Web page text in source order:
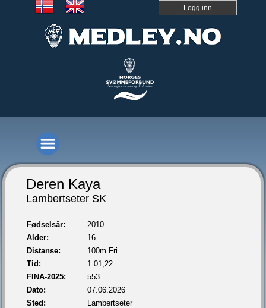
Logg inn
Deren Kaya
Lambertseter SK
Fødselsår:
2010
Alder:
16
Distanse:
100m Fri
Tid:
1.01,22
FINA-2025:
553
Dato:
07.06.2026
Sted:
Lambertseter